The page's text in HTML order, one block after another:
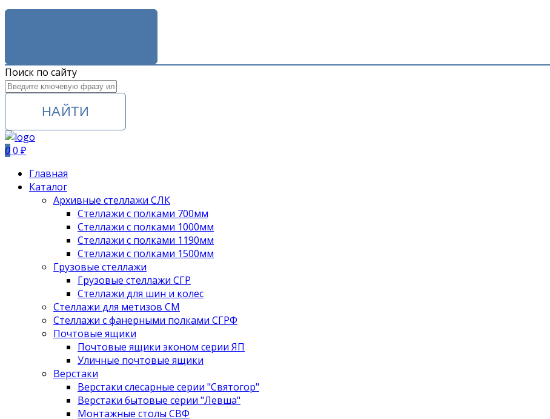
Поиск по сайту
НАЙТИ
00 ₽
Главная
Каталог
Архивные стеллажи СЛК
Стеллажи с полками 700мм
Стеллажи с полками 1000мм
Стеллажи с полками 1190мм
Стеллажи с полками 1500мм
Грузовые стеллажи
Грузовые стеллажи СГР
Стеллажи для шин и колес
Стеллажи для метизов СМ
Стеллажи с фанерными полками СГРФ
Почтовые ящики
Почтовые ящики эконом серии ЯП
Уличные почтовые ящики
Верстаки
Верстаки слесарные серии "Святогор"
Верстаки бытовые серии "Левша"
Монтажные столы СВФ